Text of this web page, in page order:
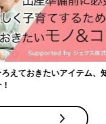
きたいアイテム、知っ